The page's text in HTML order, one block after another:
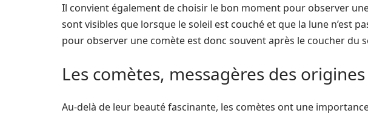
Il convient également de choisir le bon moment pour observer
sont visibles que lorsque le soleil est couché et que la lune n’est
pour observer une comète est donc souvent après le coucher du
Les comètes, messagères des
Au-delà de leur beauté fascinante, les comètes ont une